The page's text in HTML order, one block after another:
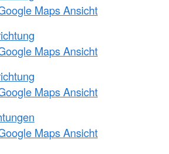
Maps Ansicht
Maps Ansicht
Maps Ansicht
Maps Ansicht